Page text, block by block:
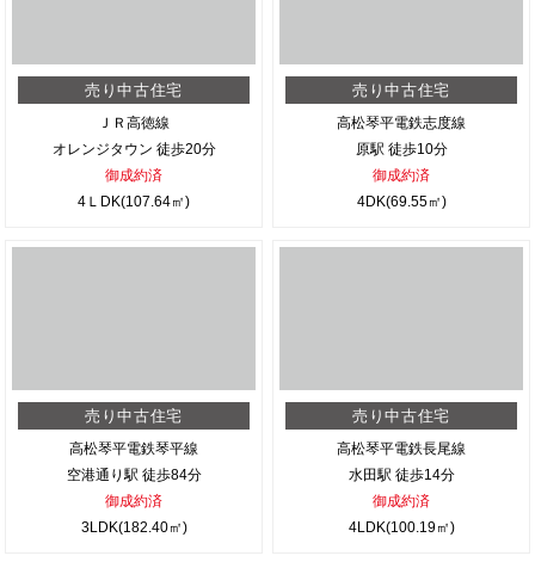
売り中古住宅
ＪＲ高徳線
オレンジタウン 徒歩20分
御成約済
4ＬDK(107.64㎡)
売り中古住宅
高松琴平電鉄志度線
原駅 徒歩10分
御成約済
4DK(69.55㎡)
売り中古住宅
高松琴平電鉄琴平線
空港通り駅 徒歩84分
御成約済
3LDK(182.40㎡)
売り中古住宅
高松琴平電鉄長尾線
水田駅 徒歩14分
御成約済
4LDK(100.19㎡)